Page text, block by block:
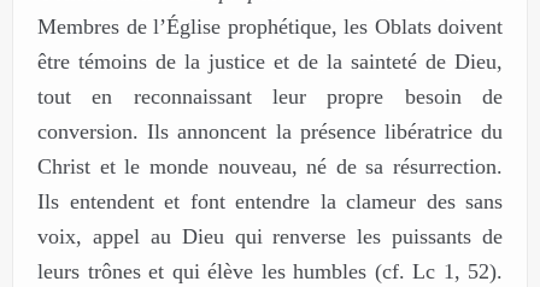
Membres de l’Église prophétique, les Oblats doivent
être témoins de la justice et de la sainteté de Dieu,
tout en reconnaissant leur propre besoin de
conversion. Ils annoncent la présence libératrice du
Christ et le monde nouveau, né de sa résurrection.
Ils entendent et font entendre la clameur des sans
voix, appel au Dieu qui renverse les puissants de
leurs trônes et qui élève les humbles (cf. Lc 1, 52).